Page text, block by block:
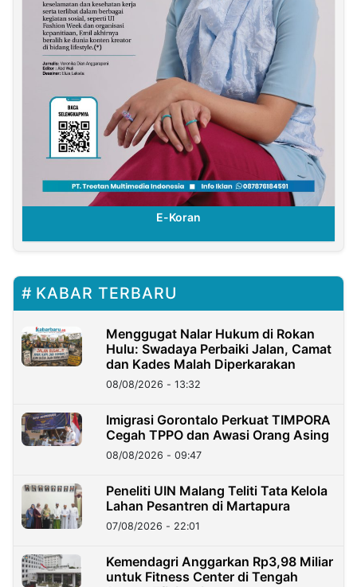
E-Koran
KABAR TERBARU
Menggugat Nalar Hukum di Rokan
Hulu: Swadaya Perbaiki Jalan, Camat
dan Kades Malah Diperkarakan
08/08/2026 - 13:32
Imigrasi Gorontalo Perkuat TIMPORA
Cegah TPPO dan Awasi Orang Asing
08/08/2026 - 09:47
Peneliti UIN Malang Teliti Tata Kelola
Lahan Pesantren di Martapura
07/08/2026 - 22:01
Kemendagri Anggarkan Rp3,98 Miliar
untuk Fitness Center di Tengah